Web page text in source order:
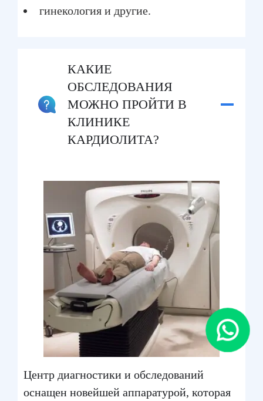
гинекология и другие.
КАКИЕ
ОБСЛЕДОВАНИЯ
МОЖНО ПРОЙТИ В
КЛИНИКЕ
КАРДИОЛИТА?
Центр диагностики и обследований
оснащен новейшей аппаратурой, которая